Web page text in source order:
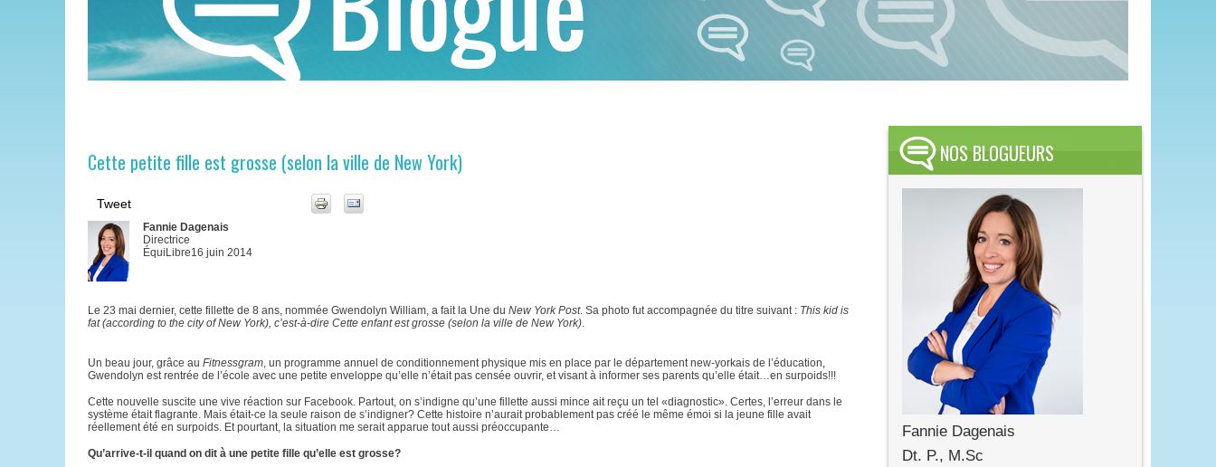
Cette petite fille est grosse (selon la ville de New York)
Tweet
Fannie Dagenais
Directrice
ÉquiLibre16 juin 2014
Le 23 mai dernier, cette fillette de 8 ans, nommée Gwendolyn William, a fait la Une du New York Post. Sa photo fut accompagnée du titre suivant : This kid is
fat (according to the city of New York), c’est-à-dire Cette enfant est grosse (selon la ville de New York).
Un beau jour, grâce au Fitnessgram, un programme annuel de conditionnement physique mis en place par le département new-yorkais de l’éducation,
Gwendolyn est rentrée de l’école avec une petite enveloppe qu’elle n’était pas censée ouvrir, et visant à informer ses parents qu’elle était…en surpoids!!!
Cette nouvelle suscite une vive réaction sur Facebook. Partout, on s’indigne qu’une fillette aussi mince ait reçu un tel «diagnostic». Certes, l’erreur dans le
système était flagrante. Mais était-ce la seule raison de s’indigner? Cette histoire n’aurait probablement pas créé le même émoi si la jeune fille avait
réellement été en surpoids. Et pourtant, la situation me serait apparue tout aussi préoccupante…
Qu’arrive-t-il quand on dit à une petite fille qu’elle est grosse?
NOS BLOGUEURS
Fannie Dagenais
Dt. P., M.Sc